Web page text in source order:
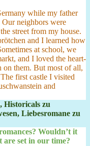
while my father
neighbors were
street from my house.
and I learned how
at school, we
and I loved the heart-
on them. But most of all,
first castle I visited
and
Historicals zu
Liebesromane zu
Wouldn’t it
are set in our time?